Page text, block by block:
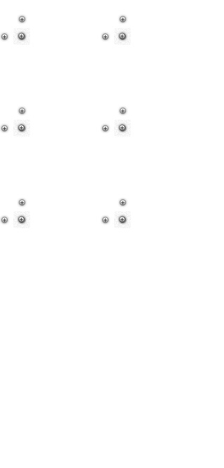
Fotos